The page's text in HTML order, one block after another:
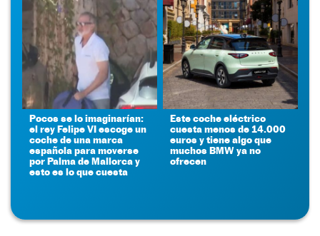
Pocos se lo imaginarían:
el rey Felipe VI escoge un
coche de una marca
española para moverse
por Palma de Mallorca y
esto es lo que cuesta
Este coche eléctrico
cuesta menos de 14.000
euros y tiene algo que
muchos BMW ya no
ofrecen